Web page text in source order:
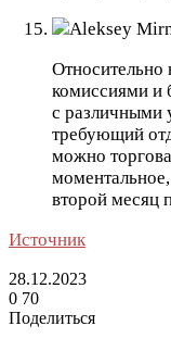
Aleksey
комиссиями и
с различными
требующий
можно
второй месяц
Источник
28.12.2023
0 70
Поделиться